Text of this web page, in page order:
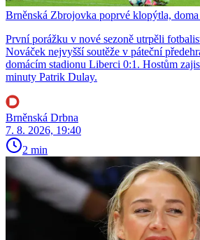
Brněnská Zbrojovka poprvé klopýtla,
První porážku v nové sezoně utrpěli
Nováček nejvyšší soutěže v páteční
domácím stadionu Liberci 0:1. Hostům
minuty Patrik Dulay.
Brněnská Drbna
7. 8. 2026, 19:40
2 min